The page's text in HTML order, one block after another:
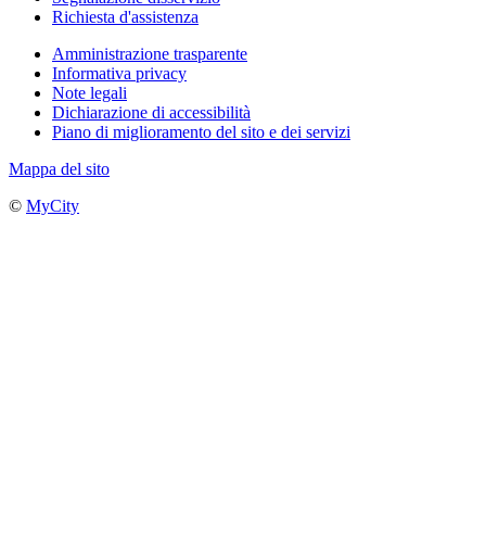
Richiesta d'assistenza
Amministrazione trasparente
Informativa privacy
Note legali
Dichiarazione di accessibilità
Piano di miglioramento del sito e dei servizi
Mappa del sito
© MyCity